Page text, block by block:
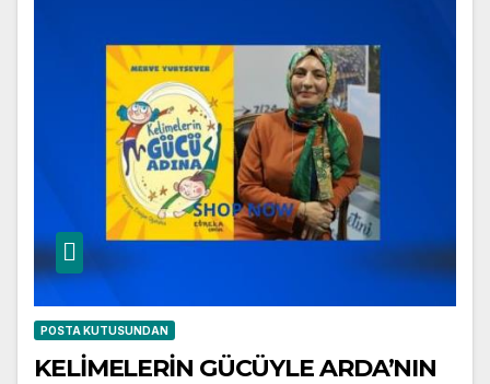
POSTA KUTUSUNDAN
KELİMELERİN GÜCÜYLE ARDA’NIN